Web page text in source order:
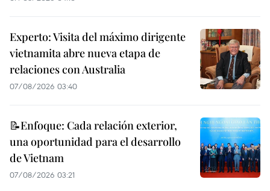
Experto: Visita del máximo dirigente
vietnamita abre nueva etapa de
relaciones con Australia
07/08/2026 03:40
📝Enfoque: Cada relación exterior,
una oportunidad para el desarrollo
de Vietnam
07/08/2026 03:21